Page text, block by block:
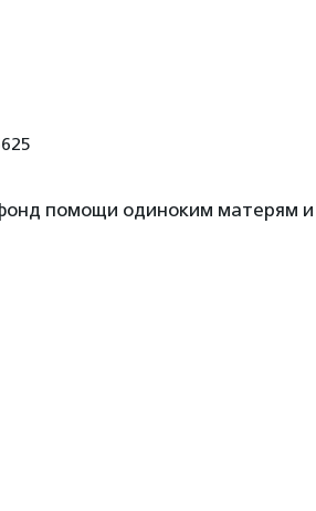
помощи одиноким матерям